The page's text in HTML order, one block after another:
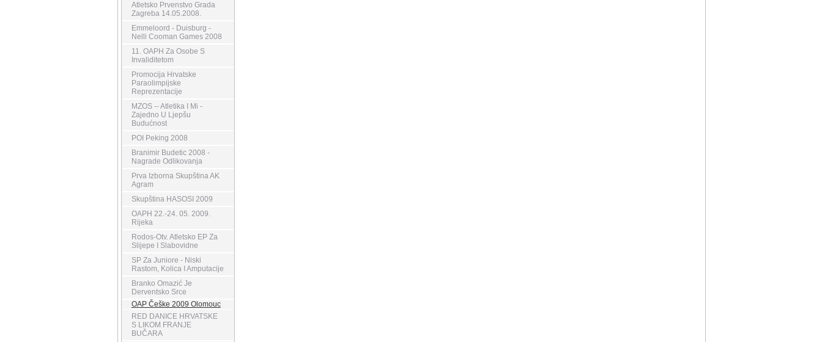
Atletsko Prvenstvo Grada
Zagreba 14.05.2008.
Emmeloord - Duisburg -
Nelli Cooman Games 2008
11. OAPH Za Osobe S
Invaliditetom
Promocija Hrvatske
Paraolimpijske
Reprezentacije
MZOS -- Atletika I Mi -
Zajedno U Ljepšu
Budućnost
POI Peking 2008
Branimir Budetic 2008 -
Nagrade Odlikovanja
Prva Izborna Skupština AK
Agram
Skupština HASOSI 2009
OAPH 22.-24. 05. 2009.
Rijeka
Rodos-Otv. Atletsko EP Za
Slijepe I Slabovidne
SP Za Juniore - Niski
Rastom, Kolica I Amputacije
Branko Omazić Je
Derventsko Srce
OAP Češke 2009 Olomouc
RED DANICE HRVATSKE
S LIKOM FRANJE
BUČARA